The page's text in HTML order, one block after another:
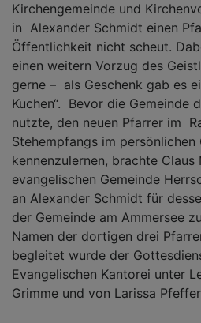
Kirchengemeinde und
in Alexander Schmidt einen
Öffentlichkeit nicht scheut.
einen weitern Vorzug des
gerne – als Geschenk gab es
Kuchen“. Bevor die Gemeinde
nutzte, den neuen Pfarrer im
Stehempfangs im persönlichen
kennenzulernen, brachte
evangelischen Gemeinde
an Alexander Schmidt für
der Gemeinde am Ammersee
Namen der dortigen drei
begleitet wurde der
Evangelischen Kantorei unter
Grimme und von Larissa